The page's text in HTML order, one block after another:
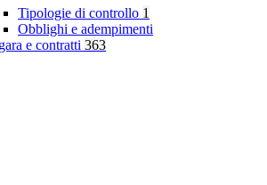
Tipologie di controllo 1
Obblighi e adempimenti
e contratti 363